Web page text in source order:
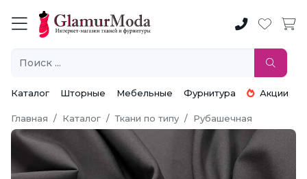
Каталог Шторные Мебельные Фурнитура Акции
Главная Каталог Ткани по типу Рубашечная